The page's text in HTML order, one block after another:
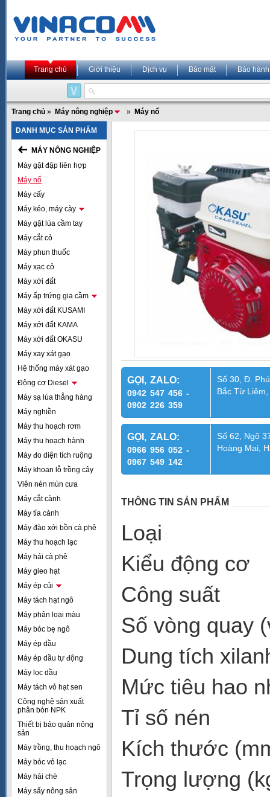
Trang chủ Giới thiệu Dịch vụ Bảo mật Bảo hành
Trang chủ » Máy nông nghiệp » Máy nổ
DANH MỤC SẢN PHẨM
MÁY NÔNG NGHIỆP
Máy gặt đập liên hợp
Máy nổ
Máy cấy
Máy kéo, máy cày
Máy gặt lúa cầm tay
Máy cắt cỏ
Máy phun thuốc
Máy xạc cỏ
Máy xới đất
Máy ấp trứng gia cầm
Máy xới đất KUSAMI
Máy xới đất KAMA
Máy xới đất OKASU
Máy xay xát gạo
Hệ thống máy xát gạo
Động cơ Diesel
Máy sạ lúa thẳng hàng
Máy nghiền
Máy thu hoạch rơm
Máy thu hoạch hành
Máy đo diện tích ruộng
Máy khoan lỗ trồng cây
Viên nén mùn cưa
Máy cắt cành
Máy tỉa cành
Máy đào xới bồn cà phê
Máy thu hoạch lạc
Máy hái cà phê
Máy gieo hạt
Máy ép củi
Máy tách hạt ngô
Máy phân loại màu
Máy bóc bẹ ngô
Máy ép dầu
Máy ép dầu tự động
Máy lọc dầu
Máy tách vỏ hạt sen
Công nghệ sản xuất
phân bón NPK
Thiết bị bảo quản nông
sản
Máy trồng, thu hoạch ngô
Máy bóc vỏ lạc
Máy hái chè
Máy sấy nông sản
GỌI, ZALO:
0942 547 456 -
0902 226 359
Số 30, Đ.
Bắc Từ
GỌI, ZALO:
0966 956 052 -
0967 549 142
Số 62, Ngõ
Hoàng Mai,
THÔNG TIN SẢN PHẨM
Loại :
Kiểu
Công
Số vòng
Dung tích
Mức tiêu hao
Tỉ số
Kích
Trọng